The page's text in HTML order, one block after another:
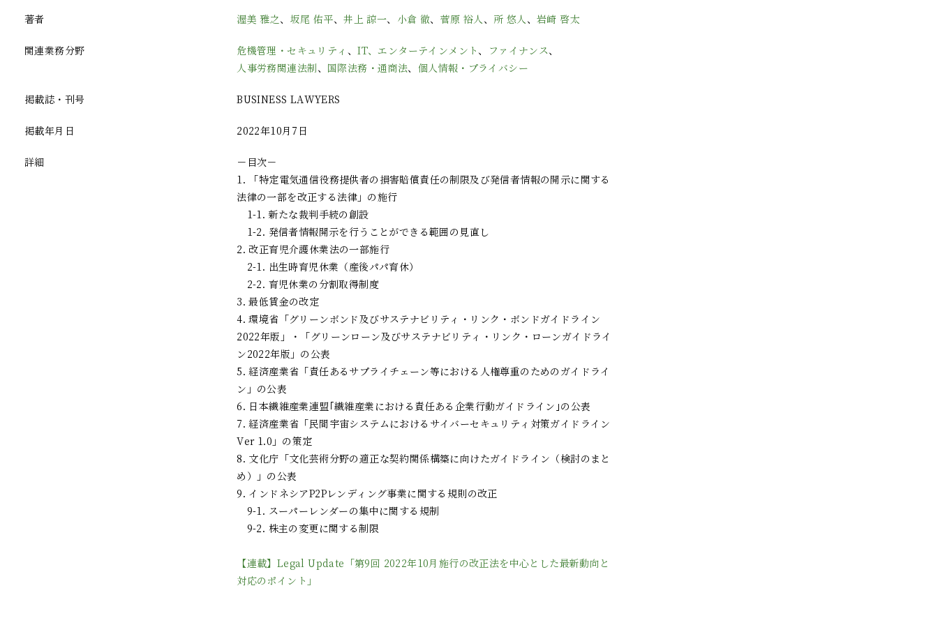
著者 渥美 雅之、 坂尾 佑平、井上 諒一、 小倉 徹、 菅原 裕人、 所 悠人、 岩崎 啓太
関連業務分野 危機管理・セキュリティ 、IT、エンターテインメント、 ファイナンス、
人事労務関連法制、 国際法務・通商法、 個人情報・プライバシー
掲載誌・刊号 BUSINESS LAWYERS
掲載年月日 2022年10月7日
詳細
－目次－
1. 「特定電気通信役務提供者の損害賠償責任の制限及び発信者情報の開示に関する
法律の一部を改正する法律」の施行
1-1. 新たな裁判手続の創設
1-2. 発信者情報開示を行うことができる範囲の見直し
2. 改正育児介護休業法の一部施行
2-1. 出生時育児休業（産後パパ育休）
2-2. 育児休業の分割取得制度
3. 最低賃金の改定
4. 環境省「グリーンボンド及びサステナビリティ・リンク・ボンドガイドライン
2022年版」・「グリーンローン及びサステナビリティ・リンク・ローンガイドライ
ン2022年版」の公表
5. 経済産業省「責任あるサプライチェーン等における人権尊重のためのガイドライ
ン」の公表
6. 日本繊維産業連盟｢繊維産業における責任ある企業行動ガイドライン｣の公表
7. 経済産業省「民間宇宙システムにおけるサイバーセキュリティ対策ガイドライン
Ver 1.0」の策定
8. 文化庁「文化芸術分野の適正な契約関係構築に向けたガイドライン（検討のまと
め）」の公表
9. インドネシアP2Pレンディング事業に関する規則の改正
9-1. スーパーレンダーの集中に関する規制
9-2. 株主の変更に関する制限
【連載】Legal Update「第9回 2022年10月施行の改正法を中心とした最新動向と
対応のポイント」